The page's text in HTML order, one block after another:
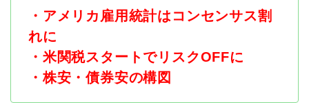
・アメリカ雇用統計はコンセンサス割
れに
・米関税スタートでリスクOFFに
・株安・債券安の構図